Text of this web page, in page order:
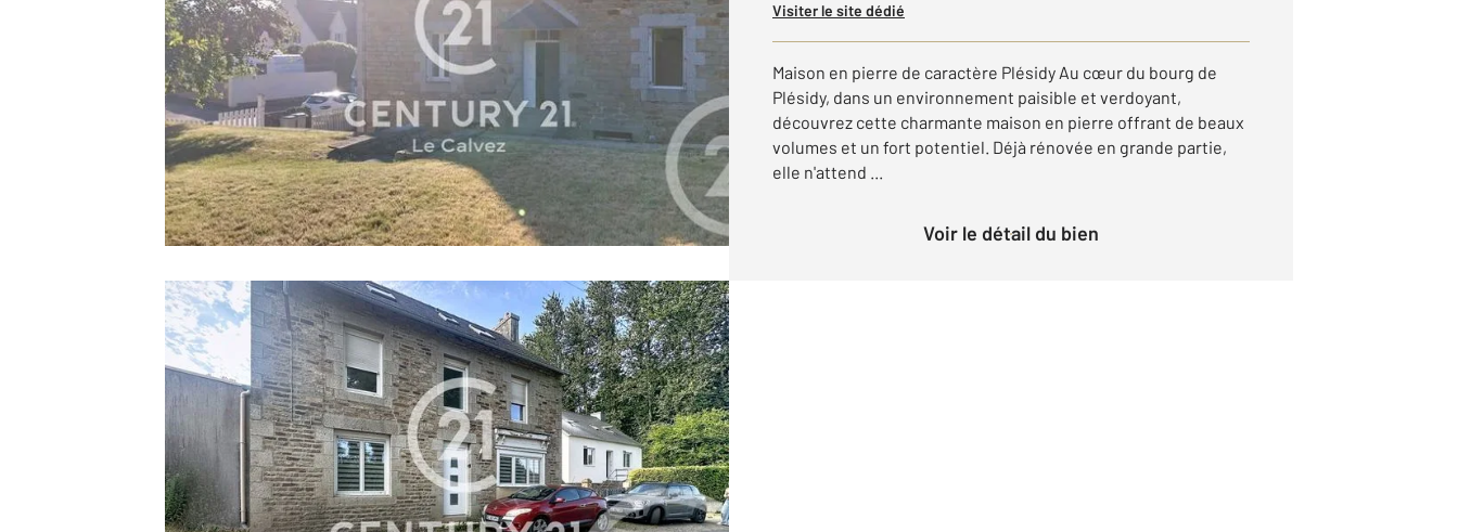
Visiter le site dédié
Maison en pierre de caractère Plésidy Au cœur du bourg de
Plésidy, dans un environnement paisible et verdoyant,
découvrez cette charmante maison en pierre offrant de beaux
volumes et un fort potentiel. Déjà rénovée en grande partie,
elle n'attend ...
Voir le détail du bien